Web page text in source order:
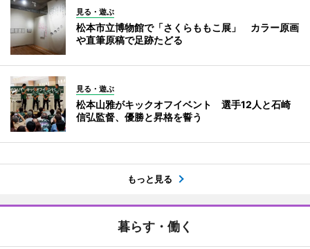
見る・遊ぶ
松本市立博物館で「さくらももこ展」 カラー原画
や直筆原稿で足跡たどる
見る・遊ぶ
松本山雅がキックオフイベント 選手12人と石崎
信弘監督、優勝と昇格を誓う
もっと見る
暮らす・働く